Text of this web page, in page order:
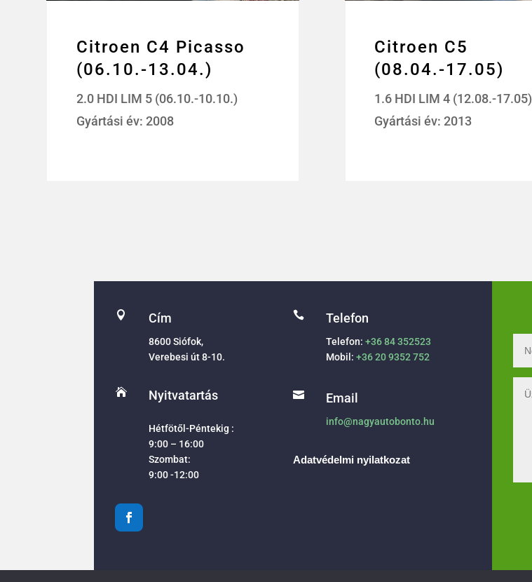
Citroen C4 Picasso
(06.10.-13.04.)
2.0 HDI LIM 5 (06.10.-10.10.)
Gyártási év: 2008
Citroen C5
(08.04.-17.05)
1.6 HDI LIM 4 (12.08.-17.05)
Gyártási év: 2013
 Cím
8600 Siófok,
Verebesi út 8-10.
 Nyitvatartás
Hétfötől-Péntekig :
9:00 – 16:00
Szombat:
9:00 -12:00
 Telefon
Telefon:+36 84 352523
Mobil:+36 20 9352 752
 Email
info@nagyautobonto.hu
Adatvédelmi nyilatkozat